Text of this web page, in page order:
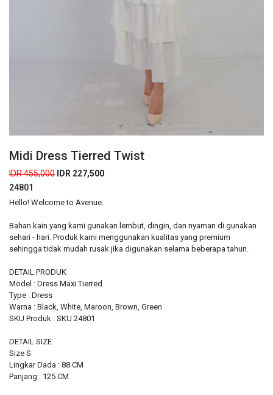
Midi Dress Tierred Twist
IDR 455,000
IDR 227,500
24801
Hello! Welcome to Avenue.
Bahan kain yang kami gunakan lembut, dingin, dan nyaman di gunakan
sehari - hari. Produk kami menggunakan kualitas yang premium
sehingga tidak mudah rusak jika digunakan selama beberapa tahun.
DETAIL PRODUK
Model : Dress Maxi Tierred
Type : Dress
Warna : Black, White, Maroon, Brown, Green
SKU Produk : SKU 24801
DETAIL SIZE
Size S
Lingkar Dada : 88 CM
Panjang : 125 CM